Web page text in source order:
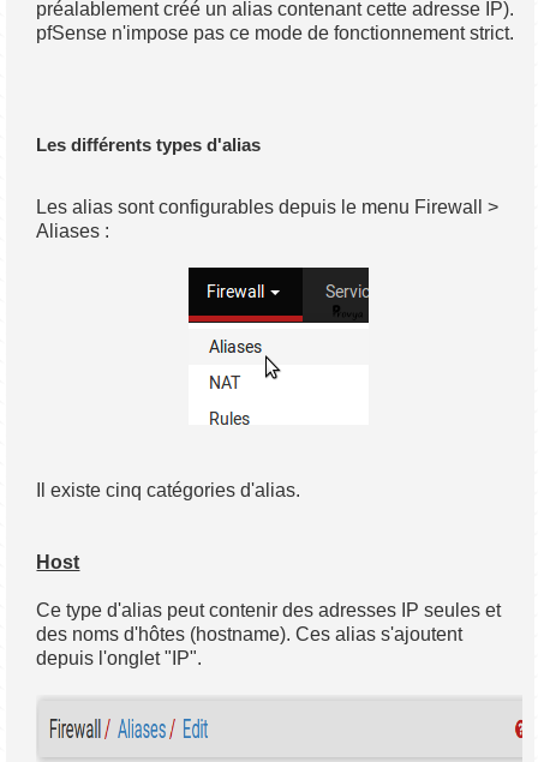
préalablement créé un alias contenant cette adresse IP).
pfSense n'impose pas ce mode de fonctionnement strict.
Les différents types d'alias
Les alias sont configurables depuis le menu Firewall >
Aliases :
Il existe cinq catégories d'alias.
Host
Ce type d'alias peut contenir des adresses IP seules et
des noms d'hôtes (hostname). Ces alias s'ajoutent
depuis l'onglet "IP".